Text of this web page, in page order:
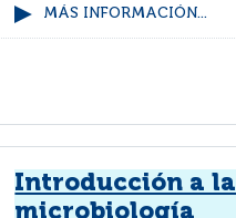
MÁS INFORMACIÓN...
Introducción a la
microbiología